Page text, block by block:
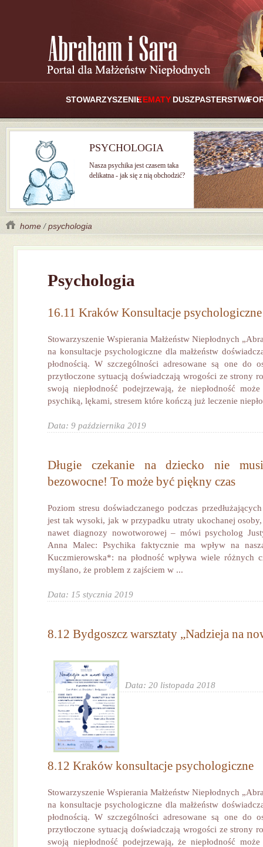
STOWARZYSZENIETEMATY DUSZPASTERSTWA
PSYCHOLOGIA
Nasza psychika jest czasem taka
delikatna - jak się z nią obchodzić?
home /psychologia
Psychologia
16.11 Kraków Konsultacje psychologiczne
Stowarzyszenie Wspierania Małżeństw Niepłodnych
na konsultacje psychologiczne dla małżeństw
płodnością. W szczególności adresowane są one do
przytłoczone sytuacją doświadczają wrogości ze strony
swoją niepłodność podejrzewają, że niepłodność
psychiką, lękami, stresem które kończą już leczenie
Data: 9 października 2019
Długie czekanie na dziecko nie
bezowocne! To może być piękny czas
Poziom stresu doświadczanego podczas
jest tak wysoki, jak w przypadku utraty ukochanej
nawet diagnozy nowotworowej – mówi psycholog
Anna Malec: Psychika faktycznie ma wpływ na
Kuczmierowska*: na płodność wpływa wiele różnych
myślano, że problem z zajściem w ...
Data: 15 stycznia 2019
8.12 Bydgoszcz warsztaty „Nadzieja na
Data: 20 listopada 2018
8.12 Kraków konsultacje psychologiczne
Stowarzyszenie Wspierania Małżeństw Niepłodnych
na konsultacje psychologiczne dla małżeństw
płodnością. W szczególności adresowane są one do
przytłoczone sytuacją doświadczają wrogości ze strony
swoją niepłodność podejrzewają, że niepłodność